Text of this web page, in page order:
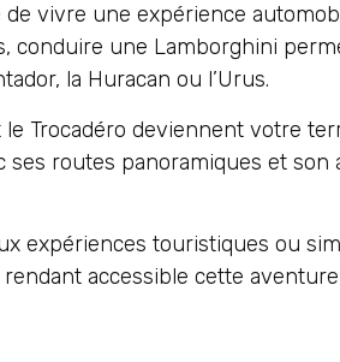
vivre une expérience
conduire une Lamborghini
la Huracan ou l’Urus.
Trocadéro deviennent votre
ses routes panoramiques et son
expériences touristiques ou
rendant accessible cette